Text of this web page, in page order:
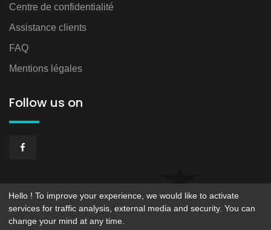
Centre de confidentialité
Assistance clients
FAQ
Mentions légales
Follow us on
Hello ! To improve your experience, we would like to activate
services for traffic analysis, external media and security. You can
change your mind at any time.